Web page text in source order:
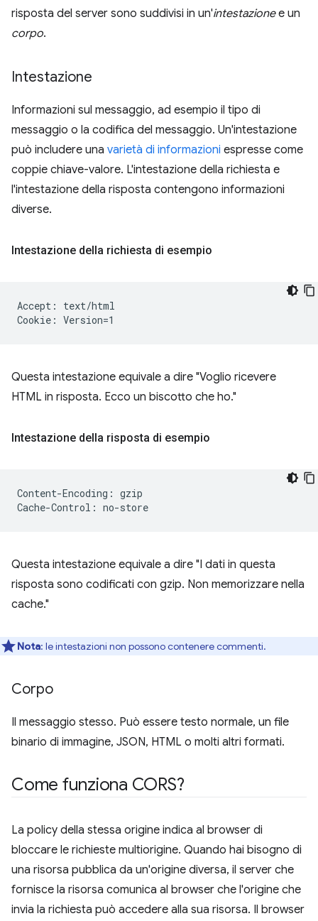
risposta del server sono suddivisi in un'intestazionee un
corpo.
Intestazione
Informazioni sul messaggio, ad esempio il tipo di
messaggio o la codifica del messaggio. Un'intestazione
può includere una varietà di informazioni espresse come
coppie chiave-valore. L'intestazione della richiesta e
l'intestazione della risposta contengono informazioni
diverse.
Intestazione della richiesta di esempio
Accept: text/html
Questa intestazione equivale a dire "Voglio ricevere
HTML in risposta. Ecco un biscotto che ho."
Intestazione della risposta di esempio
Content-Encoding: gzip
Questa intestazione equivale a dire "I dati in questa
risposta sono codificati con gzip. Non memorizzare nella
cache."
Nota: le intestazioni non possono contenere commenti.
Corpo
Il messaggio stesso. Può essere testo normale, un file
binario di immagine, JSON, HTML o molti altri formati.
Come funziona CORS?
La policy della stessa origine indica al browser di
bloccare le richieste multiorigine. Quando hai bisogno di
una risorsa pubblica da un'origine diversa, il server che
fornisce la risorsa comunica al browser che l'origine che
invia la richiesta può accedere alla sua risorsa. Il browser